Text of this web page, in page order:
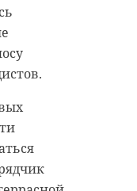
и
в